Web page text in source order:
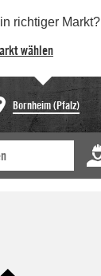
richtiger Markt?
wählen
Bornheim (Pfalz)